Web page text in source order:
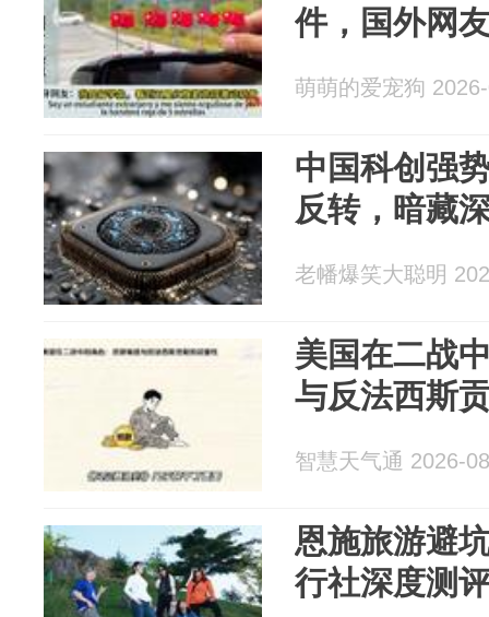
件，国外网
萌萌的爱宠狗
中国科创强
反转，暗藏
老幡爆笑大聪明
美国在二战
与反法西斯
智慧天气通 2026-
恩施旅游避
行社深度测